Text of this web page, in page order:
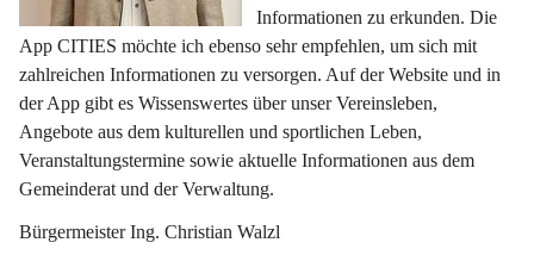
Informationen zu erkunden. Die
App CITIES möchte ich ebenso sehr empfehlen, um sich mit
zahlreichen Informationen zu versorgen. Auf der Website und in
der App gibt es Wissenswertes über unser Vereinsleben,
Angebote aus dem kulturellen und sportlichen Leben,
Veranstaltungstermine sowie aktuelle Informationen aus dem
Gemeinderat und der Verwaltung.
Bürgermeister Ing. Christian Walzl